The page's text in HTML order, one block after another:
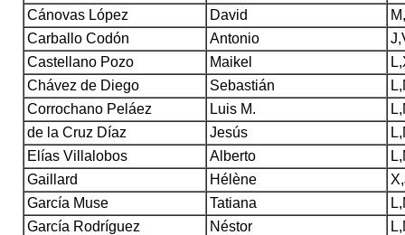
Cánovas López
David
Carballo Codón
Antonio
Castellano Pozo
Maikel
Chávez de Diego
Sebastián
Corrochano Peláez
Luis M.
de la Cruz Díaz
Jesús
Elías Villalobos
Alberto
Gaillard
Hélène
García Muse
Tatiana
García Rodríguez
Néstor